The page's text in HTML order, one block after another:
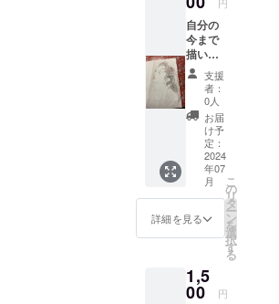
円
自分の
今まで
描いた
1.000枚
以上の
似顔絵
のコ
ピー ・
数点
（Ａ４
サイ
ズ
シャー
ペン
鉛筆
ペン
色鉛
支援
者：
0人
お届
け予
定：
2024
年07
月
詳細を見る
こ
の
リ
タ
ー
ン
を
選
択
す
る
1,5
00 円